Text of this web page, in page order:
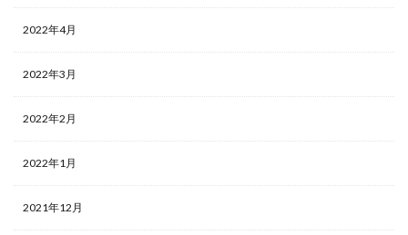
2022年4月
2022年3月
2022年2月
2022年1月
2021年12月